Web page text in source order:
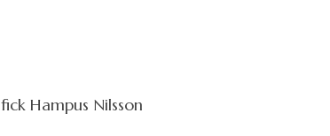
Hampus Nilsson